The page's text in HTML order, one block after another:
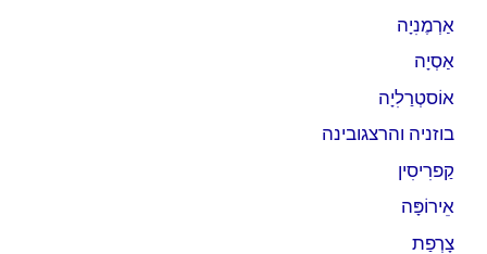
אַרְמֶנִיָה
אַסְיָה
אוֹסטְרַלִיָה
בוזניה והרצגובינה
קַפרִיסִין
אֵירוֹפָּה
צָרְפַת